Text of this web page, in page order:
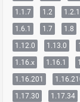
1.1.7
1.2 1.2.1
1.6.1
1.7 1.8
1.12.0
1.13.0
1.16.x
1.16.1
1.16.201
1.17.30
1.17.34